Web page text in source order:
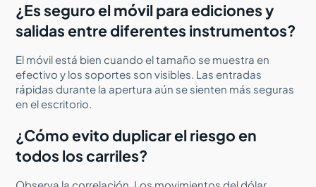
¿Es seguro el móvil para ediciones y
salidas entre diferentes instrumentos?
El móvil está bien cuando el tamaño se muestra en
efectivo y los soportes son visibles. Las entradas
rápidas durante la apertura aún se sienten más seguras
en el escritorio.
¿Cómo evito duplicar el riesgo en
todos los carriles?